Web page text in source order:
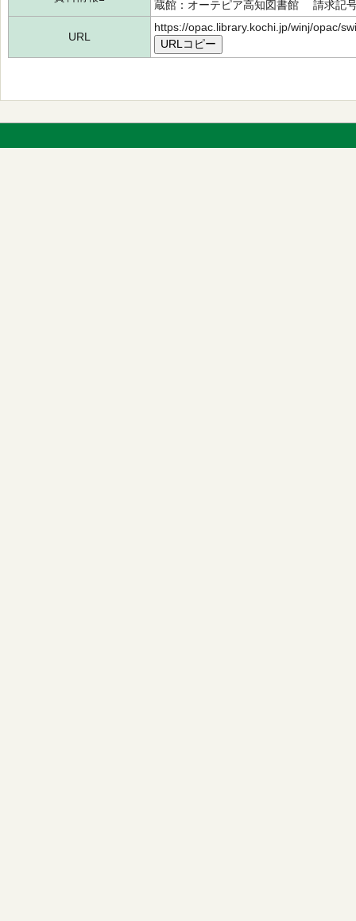
蔵館：オーテピア高知図書館 請求記
URL
https://opac.library.kochi.jp/winj/opac/
URLコピー